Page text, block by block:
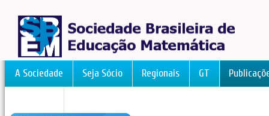
A Sociedade Seja Sócio Regionais GT